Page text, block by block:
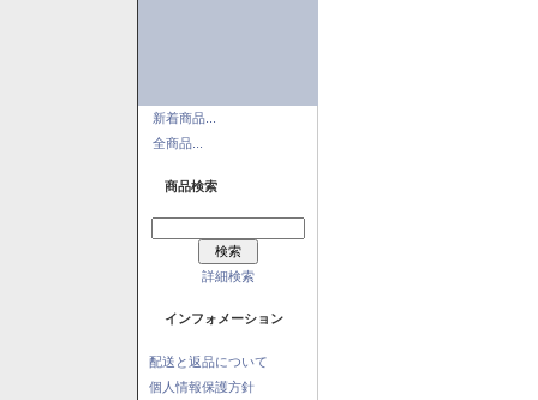
新着商品...
全商品...
商品検索
詳細検索
インフォメーション
配送と返品について
個人情報保護方針